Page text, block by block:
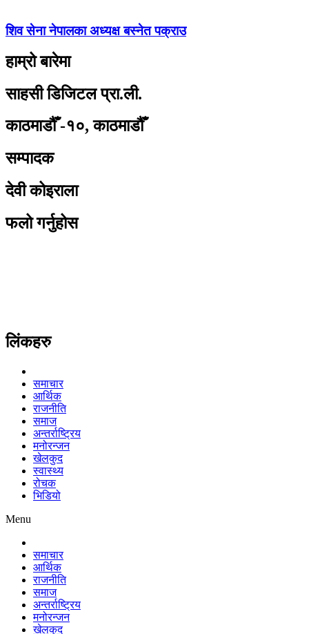
शिव सेना नेपालका अध्यक्ष बस्नेत पक्राउ
हाम्रो बारेमा
साहसी डिजिटल प्रा.ली.
काठमाडौँ -१०, काठमाडौँ
सम्पादक
देवी कोइराला
फलो गर्नुहोस
लिंकहरु
समाचार
आर्थिक
राजनीति
समाज
अन्तर्राष्ट्रिय
मनोरन्जन
खेलकुद
स्वास्थ्य
रोचक
भिडियो
Menu
समाचार
आर्थिक
राजनीति
समाज
अन्तर्राष्ट्रिय
मनोरन्जन
खेलकुद